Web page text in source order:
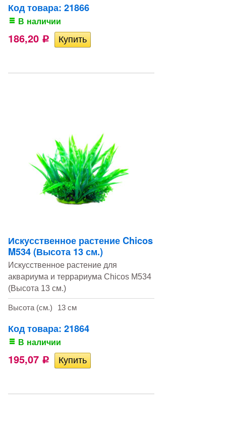
Код товара: 21866
В наличии
186,20 Р
Искусственное растение Chicos
M534 (Высота 13 см.)
Искусственное растение для
аквариума и террариума Chicos M534
(Высота 13 см.)
Высота (см.) 13 см
Код товара: 21864
В наличии
195,07 Р